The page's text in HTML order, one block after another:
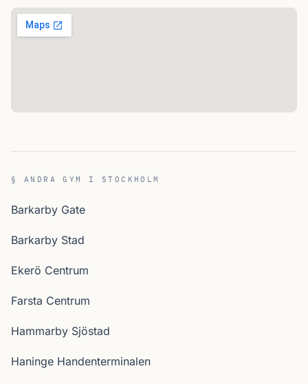
§ ANDRA GYM I STOCKHOLM
Barkarby Gate
Barkarby Stad
Ekerö Centrum
Farsta Centrum
Hammarby Sjöstad
Haninge Handenterminalen